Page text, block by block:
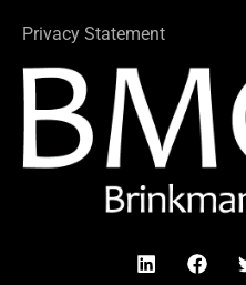
Privacy Statement